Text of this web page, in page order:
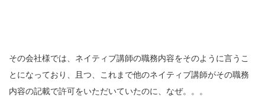
その会社様では、ネイティブ講師の職務内容をそのように言うこ
とになっており、且つ、これまで他のネイティブ講師がその職務
内容の記載で許可をいただいていたのに、なぜ。。。